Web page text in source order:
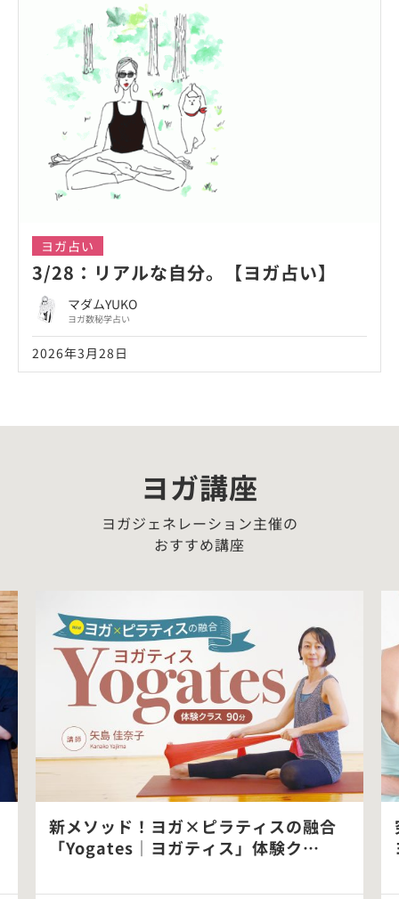
ヨガ占い
3/28：リアルな自分。【ヨガ占い】
マダムYUKO
ヨガ数秘学占い
2026年3月28日
ヨガ講座
ヨガジェネレーション主催の
おすすめ講座
新メソッド！ヨガ×ピラティスの融合
「Yogates｜ヨガティス」体験ク…